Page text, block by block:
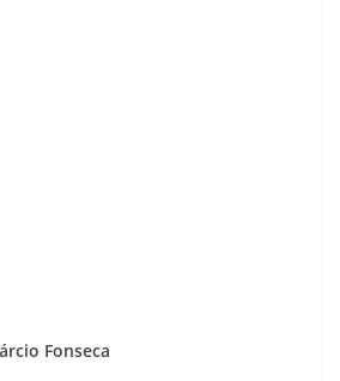
Márcio Fonseca